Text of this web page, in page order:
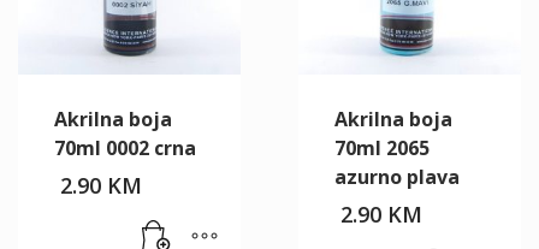
Akrilna boja
70ml 0002 crna
2.90 KM
Akrilna boja
70ml 2065
azurno plava
2.90 KM